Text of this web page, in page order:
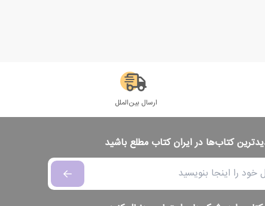
ارسال بین‌الملل
کتاب‌ها در ایران کتاب مطلع باشید